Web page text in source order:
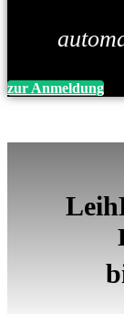
zur Anmeldung